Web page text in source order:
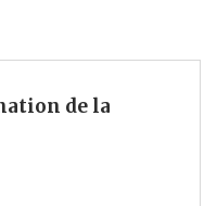
de la